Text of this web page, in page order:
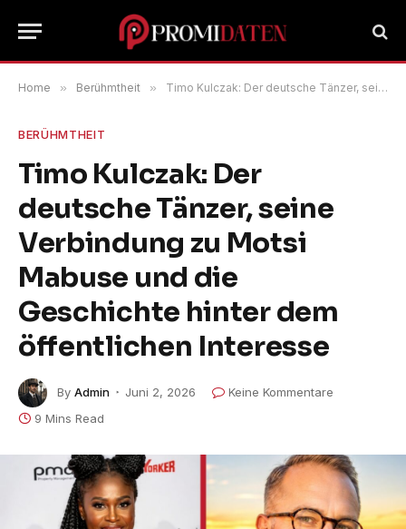
Home » Berühmtheit » Timo Kulczak: Der deutsche Tänzer, seine Verbindung zu Motsi Mabuse und die Geschichte hinter dem öffentlichen Interesse
BERÜHMTHEIT
Timo Kulczak: Der
deutsche Tänzer, seine
Verbindung zu Motsi
Mabuse und die
Geschichte hinter dem
öffentlichen Interesse
By Admin Juni 2, 2026
Keine Kommentare
9 Mins Read